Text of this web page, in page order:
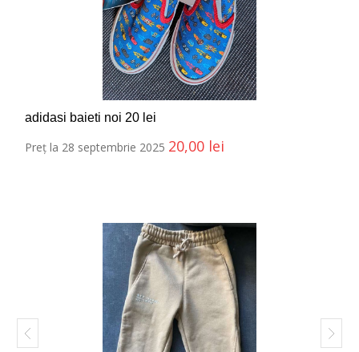
adidasi baieti noi 20 lei
Preț la 28 septembrie 2025 20,00 lei